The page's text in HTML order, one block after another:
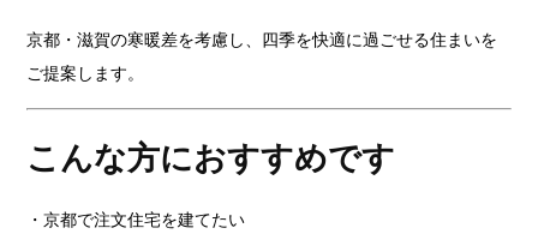
京都・滋賀の寒暖差を考慮し、四季を快適に過ごせる住まいを
ご提案します。
こんな方におすすめです
・京都で注文住宅を建てたい